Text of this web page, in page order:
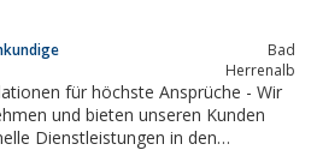
Bad
Herrenalb
für höchste Ansprüche - Wir
und bieten unseren Kunden
Dienstleistungen in den